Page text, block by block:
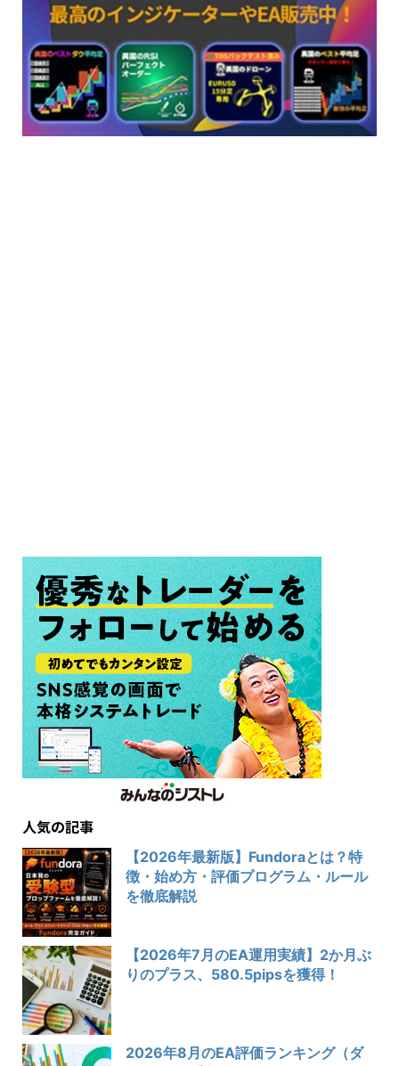
人気の記事
【2026年最新版】Fundoraとは？特
徴・始め方・評価プログラム・ルール
を徹底解説
【2026年7月のEA運用実績】2か月ぶ
りのプラス、580.5pipsを獲得！
2026年8月のEA評価ランキング（ダ